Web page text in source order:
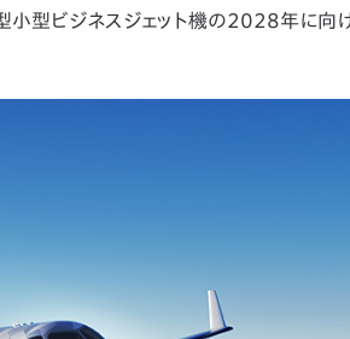
小型ビジネスジェット機の2028年に向